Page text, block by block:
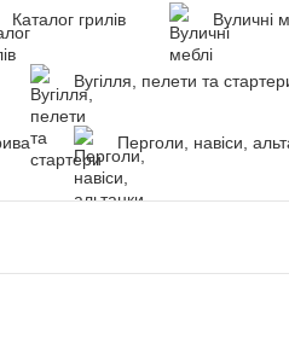
Каталог грилів Вуличні
Вугілля, пелети та
Перголи, навіси,